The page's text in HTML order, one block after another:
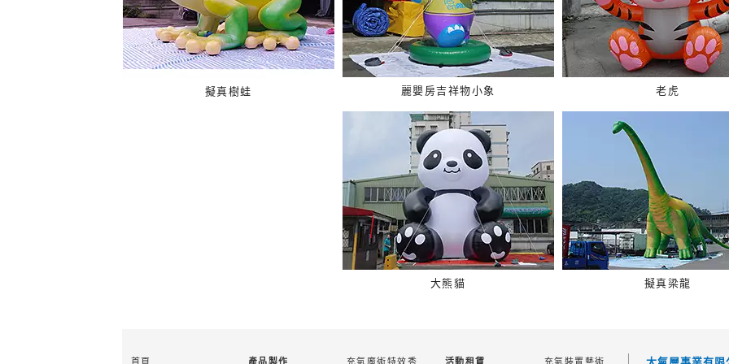
麗嬰房吉祥物小象 老虎
擬真樹蛙
大熊貓 擬真梁龍
首頁 產品製作 充氣魔術特效秀 活動租賃 充氣裝置藝術